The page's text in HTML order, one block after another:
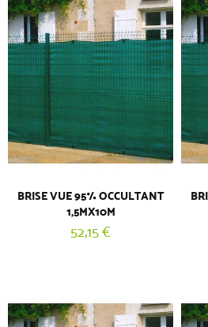
BRISE VUE 95% OCCULTANT
1,5MX10M
52,15 €